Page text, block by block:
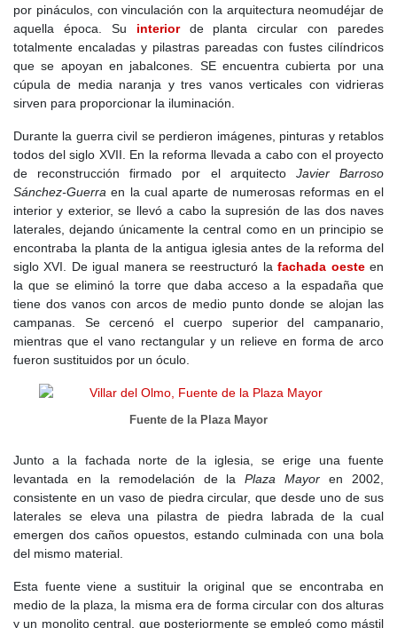
por pináculos, con vinculación con la arquitectura neomudéjar de
aquella época. Su interiorde planta circular con paredes
totalmente encaladas y pilastras pareadas con fustes cilíndricos
que se apoyan en jabalcones. SE encuentra cubierta por una
cúpula de media naranja y tres vanos verticales con vidrieras
sirven para proporcionar la iluminación.
Durante la guerra civil se perdieron imágenes, pinturas y retablos
todos del siglo XVII. En la reforma llevada a cabo con el proyecto
de reconstrucción firmado por el arquitecto Javier Barroso
Sánchez-Guerra en la cual aparte de numerosas reformas en el
interior y exterior, se llevó a cabo la supresión de las dos naves
laterales, dejando únicamente la central como en un principio se
encontraba la planta de la antigua iglesia antes de la reforma del
siglo XVI. De igual manera se reestructuró lafachada oesteen
la que se eliminó la torre que daba acceso a la espadaña que
tiene dos vanos con arcos de medio punto donde se alojan las
campanas. Se cercenó el cuerpo superior del campanario,
mientras que el vano rectangular y un relieve en forma de arco
fueron sustituidos por un óculo.
Fuente de la Plaza Mayor
Junto a la fachada norte de la iglesia, se erige una fuente
levantada en la remodelación de laPlaza Mayor en 2002,
consistente en un vaso de piedra circular, que desde uno de sus
laterales se eleva una pilastra de piedra labrada de la cual
emergen dos caños opuestos, estando culminada con una bola
del mismo material.
Esta fuente viene a sustituir la original que se encontraba en
medio de la plaza, la misma era de forma circular con dos alturas
y un monolito central, que posteriormente se empleó como mástil